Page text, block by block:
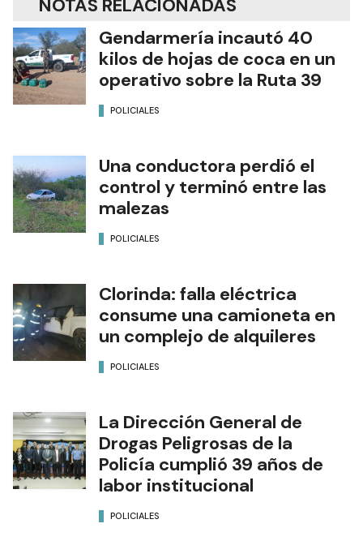
NOTAS RELACIONADAS
Gendarmería incautó 40
kilos de hojas de coca en un
operativo sobre la Ruta 39
POLICIALES
Una conductora perdió el
control y terminó entre las
malezas
POLICIALES
Clorinda: falla eléctrica
consume una camioneta en
un complejo de alquileres
POLICIALES
La Dirección General de
Drogas Peligrosas de la
Policía cumplió 39 años de
labor institucional
POLICIALES